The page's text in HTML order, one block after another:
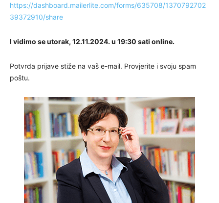
https://dashboard.mailerlite.com/forms/635708/1370792702
39372910/share
I vidimo se utorak, 12.11.2024. u 19:30 sati online.
Potvrda prijave stiže na vaš e-mail. Provjerite i svoju spam
poštu.